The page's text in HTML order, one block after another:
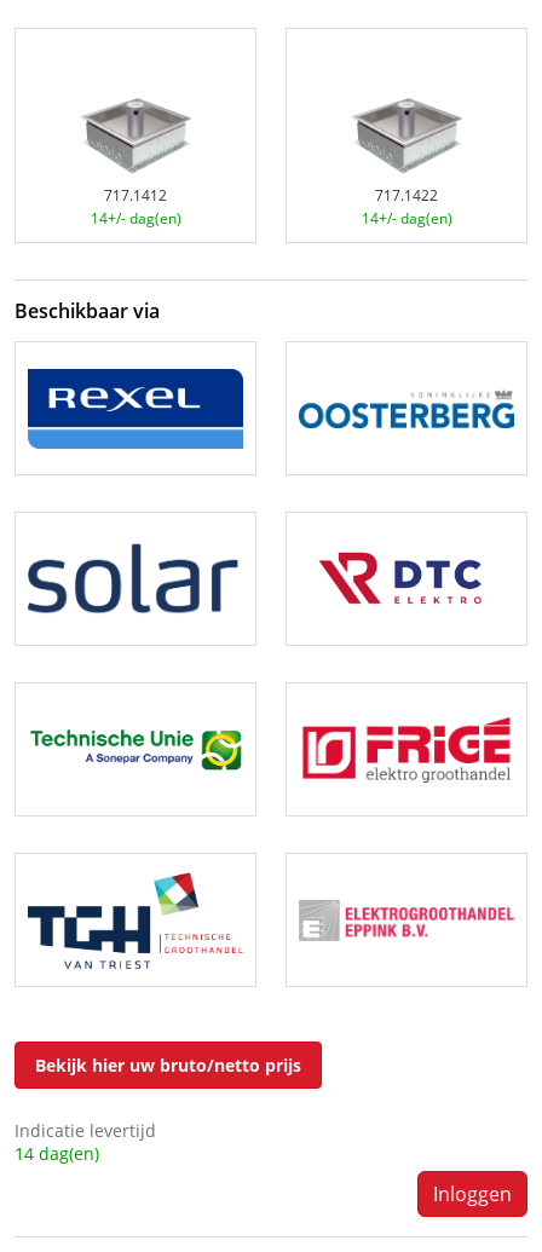
Bekijk hier uw bruto/netto prijs
Indicatie levertijd
14 dag(en)
Inloggen
717.1412
14+/- dag(en)
717.1422
14+/- dag(en)
Beschikbaar via